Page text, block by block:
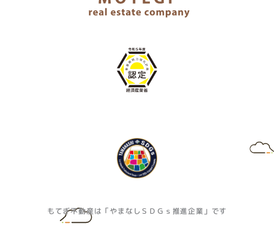
もてぎ不動産は「やまなしＳＤＧｓ推進企業」です